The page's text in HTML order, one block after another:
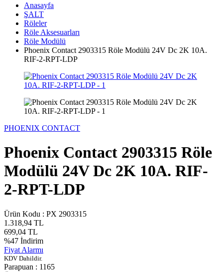
Anasayfa
ŞALT
Röleler
Röle Aksesuarları
Röle Modülü
Phoenix Contact 2903315 Röle Modülü 24V Dc 2K 10A.
RIF-2-RPT-LDP
PHOENIX CONTACT
Phoenix Contact 2903315 Röle
Modülü 24V Dc 2K 10A. RIF-
2-RPT-LDP
Ürün Kodu : PX 2903315
1.318,94 TL
699,04 TL
%47 İndirim
Fiyat Alarmı
KDV Dahildir.
Parapuan : 1165